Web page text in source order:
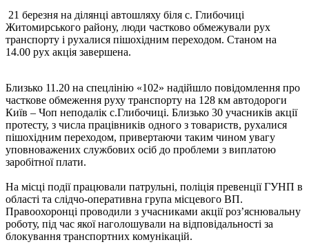
21 березня на ділянці автошляху біля с. Глибочиці
Житомирського району, люди частково обмежували рух
транспорту і рухалися пішохідним переходом. Станом на
14.00 рух акція завершена.
Близько 11.20 на спецлінію «102» надійшло повідомлення про
часткове обмеження руху транспорту на 128 км автодороги
Київ – Чоп неподалік с.Глибочиці. Близько 30 учасників акції
протесту, з числа працівників одного з товариств, рухалися
пішохідним переходом, привертаючи таким чином увагу
уповноважених службових осіб до проблеми з виплатою
заробітної плати.
На місці події працювали патрульні, поліція превенції ГУНП в
області та слідчо-оперативна група місцевого ВП.
Правоохоронці проводили з учасниками акції роз’яснювальну
роботу, під час якої наголошували на відповідальності за
блокування транспортних комунікацій.